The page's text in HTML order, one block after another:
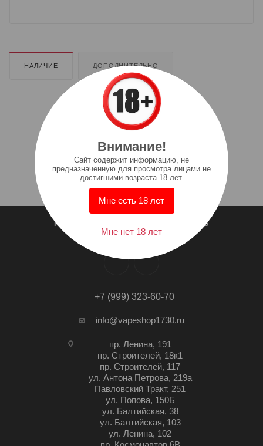
НАЛИЧИЕ ДОПОЛНИТЕЛЬНО
КТО МЫ? СПИСОК МАГАЗИНОВ
+7 (999) 323-60-70
info@vapeshop1730.ru
пр. Ленина, 191
пр. Строителей, 18к1
пр. Строителей, 117
ул. Антона Петрова, 219а
Павловский Тракт, 251
ул. Попова, 150Б
ул. Балтийская, 38
ул. Балтийская, 103
ул. Ленина, 102
Внимание!
Cайт содержит информацию, не
предназначенную для просмотра лицами не
достигшими возраста 18 лет.
Мне есть 18 лет
Мне нет 18 лет